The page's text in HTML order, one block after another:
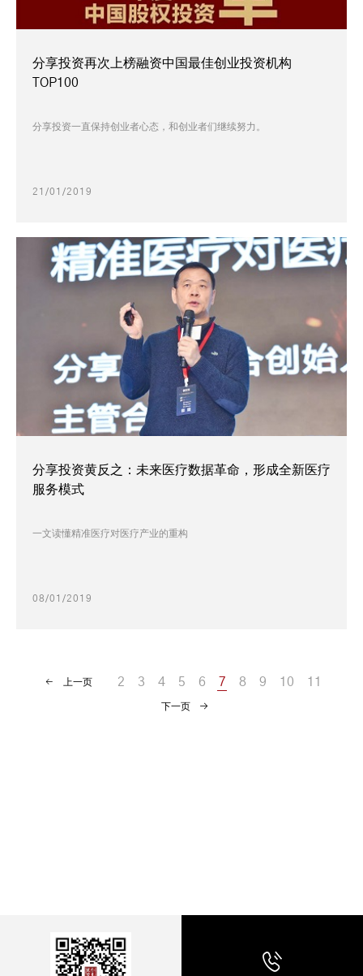
分享投资再次上榜融资中国最佳创业投资机构
TOP100
分享投资一直保持创业者心态，和创业者们继续努力。
21/01/2019
分享投资黄反之：未来医疗数据革命，形成全新医疗
服务模式
一文读懂精准医疗对医疗产业的重构
08/01/2019
上一页 2 3 4 5 6 7 8 9 10 11
下一页